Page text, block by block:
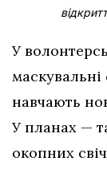
У
маскувальні
навчають
У планах —
окопних